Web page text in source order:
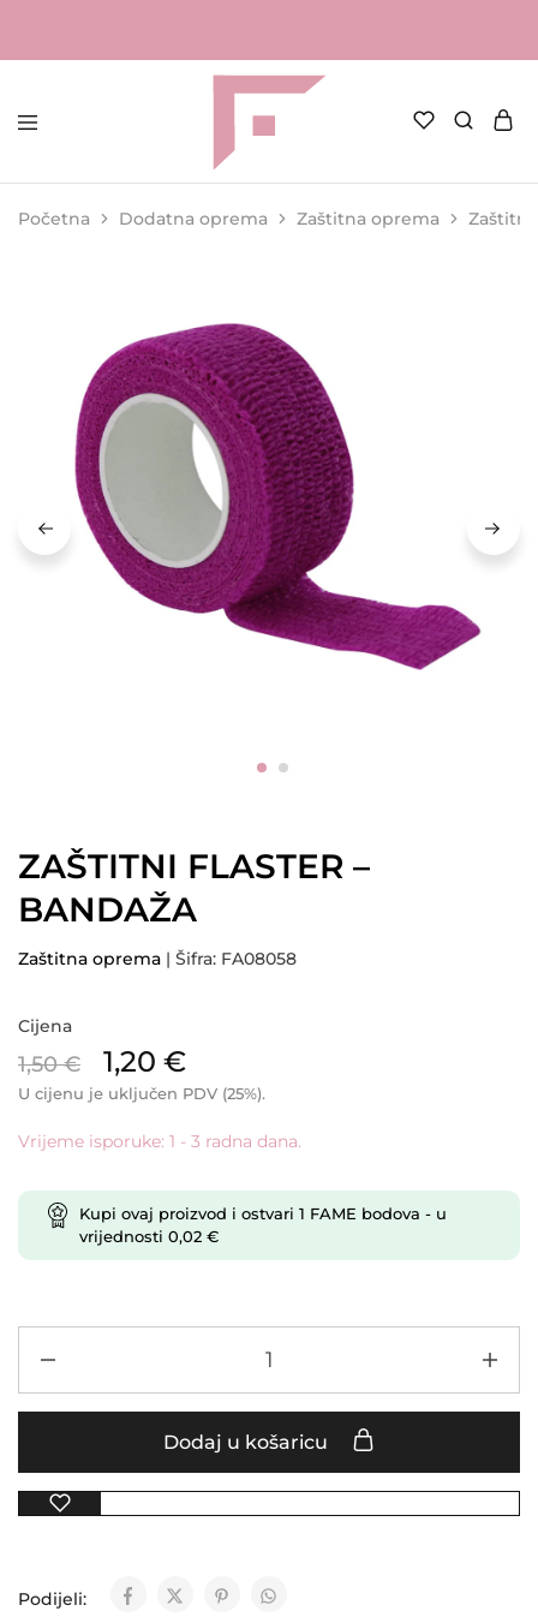
FAME
Profesionalna
za
kozmetičke
Početna Dodatna oprema Zaštitna oprema Zaštitni
ZAŠTITNI FLASTER –
BANDAŽA
Zaštitna oprema | Šifra: FA08058
Cijena
1,50€ 1,20 €
U cijenu je uključen PDV (25%).
Vrijeme isporuke: 1 - 3 radna dana.
Kupi ovaj proizvod i ostvari 1 FAME bodova - u
vrijednosti 0,02 €
Dodaj u košaricu
Podijeli: